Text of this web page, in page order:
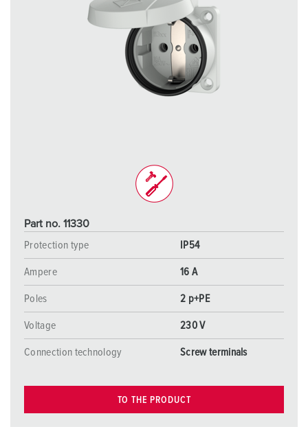
Part no. 11330
Protection type
IP54
Ampere 16 A
Poles 2 p+PE
Voltage 230 V
Connection technology Screw terminals
TO THE PRODUCT